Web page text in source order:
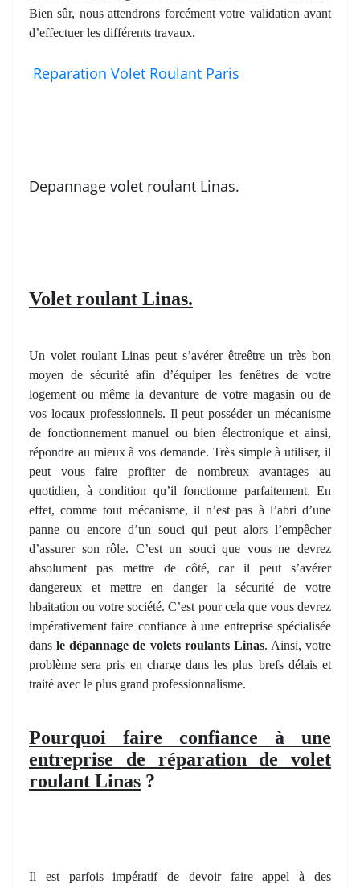
Bien sûr, nous attendrons forcément votre validation avant
d’effectuer les différents travaux.
Reparation Volet Roulant Paris
Depannage volet roulant Linas.
Volet roulant Linas.
Un volet roulant Linas peut s’avérer êtreêtre un très bon
moyen de sécurité afin d’équiper les fenêtres de votre
logement ou même la devanture de votre magasin ou de
vos locaux professionnels. Il peut posséder un mécanisme
de fonctionnement manuel ou bien électronique et ainsi,
répondre au mieux à vos demande. Très simple à utiliser, il
peut vous faire profiter de nombreux avantages au
quotidien, à condition qu’il fonctionne parfaitement. En
effet, comme tout mécanisme, il n’est pas à l’abri d’une
panne ou encore d’un souci qui peut alors l’empêcher
d’assurer son rôle. C’est un souci que vous ne devrez
absolument pas mettre de côté, car il peut s’avérer
dangereux et mettre en danger la sécurité de votre
hbaitation ou votre société. C’est pour cela que vous devrez
impérativement faire confiance à une entreprise spécialisée
dansle dépannage de volets roulants Linas. Ainsi, votre
problème sera pris en charge dans les plus brefs délais et
traité avec le plus grand professionnalisme.
Pourquoi faire confiance à une
entreprise de réparation de volet
roulant Linas ?
Il est parfois impératif de devoir faire appel à des